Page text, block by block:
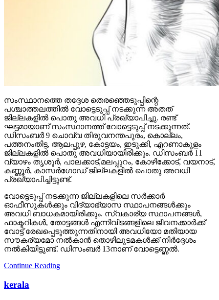
സംസ്ഥാനത്തെ തദ്ദേശ തെരഞ്ഞെടുപ്പിന്റെ
പശ്ചാത്തലത്തില്‍ വോട്ടെടുപ്പ് നടക്കുന്ന അതത്
ജില്ലകളില്‍ പൊതു അവധി പ്രഖ്യാപിച്ചു. രണ്ട്
ഘട്ടമായാണ് സംസ്ഥാനത്ത് വോട്ടെടുപ്പ് നടക്കുന്നത്.
ഡിസംബര്‍ 9 ചൊവ്വ തിരുവനന്തപുരം, കൊല്ലം,
പത്തനംതിട്ട, ആലപ്പുഴ, കോട്ടയം, ഇടുക്കി, എറണാകുളം
ജില്ലകളില്‍ പൊതു അവധിയായിരിക്കും. ഡിസംബര്‍ 11
വ്യാഴം തൃശൂര്‍, പാലക്കാട്,മലപ്പുറം, കോഴിക്കോട്, വയനാട്,
കണ്ണൂര്‍, കാസര്‍ഗോഡ് ജില്ലകളില്‍ പൊതു അവധി
പ്രഖ്യാപിച്ചിട്ടുണ്ട്.
വോട്ടെടുപ്പ് നടക്കുന്ന ജില്ലകളിലെ സര്‍ക്കാര്‍
ഓഫീസുകള്‍ക്കും വിദ്യാഭ്യാസ സ്ഥാപനങ്ങള്‍ക്കും
അവധി ബാധകമായിരിക്കും. സ്വകാര്യ സ്ഥാപനങ്ങള്‍,
ഫാക്ടറികള്‍, തോട്ടങ്ങള്‍ എന്നിവിടങ്ങളിലെ ജീവനക്കാര്‍ക്ക്
വോട്ട് രേഖപ്പെടുത്തുന്നതിനായി അവധിയോ മതിയായ
സൗകര്യമോ നല്‍കാന്‍ തൊഴിലുടമകള്‍ക്ക് നിര്‍ദ്ദേശം
നല്‍കിയിട്ടുണ്ട്. ഡിസംബര്‍ 13നാണ് വോട്ടെണ്ണല്‍.
Continue Reading
kerala